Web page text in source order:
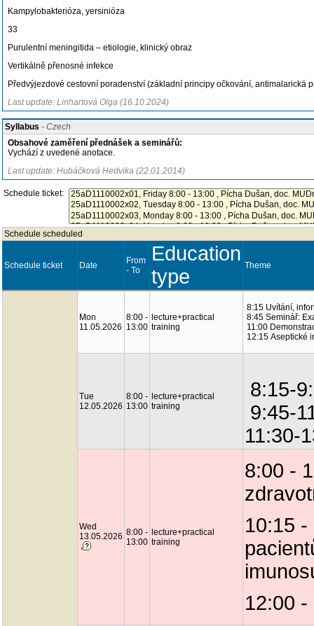
Kampylobakterióza, yersinióza
33
Purulentní meningitida – etiologie, klinický obraz
Vertikálně přenosné infekce
Předvýjezdové cestovní poradenství (základní principy očkování, antimalarická
Last update: Linhartová Olga (16.10.2024)
Syllabus - Czech
Obsahové zaměření přednášek a seminářů:
Vychází z uvedené anotace.
Last update: Hubáčková Hedvika (22.01.2014)
Schedule ticket:
Schedule scheduled
Schedule ticket Date
From
- To
Education
type
Theme
Mon
11.05.2026
8:00 -
13:00
lecture+practical
training
8:15 Uvítání,
8:45 Seminář:
11:00
12:15 Aseptické
Tue
12.05.2026
8:00 -
13:00
lecture+practical
training
8:15-
9:45-
11:30-
Wed
13.05.2026 8:00 -
13:00
lecture+practical
training
8:00 -
10:15
12:00